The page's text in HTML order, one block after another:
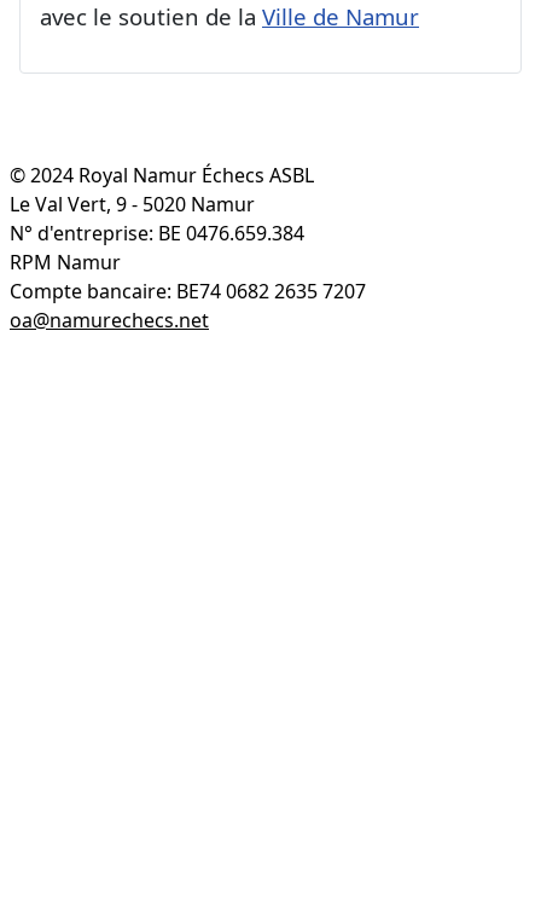
avec le soutien de la Ville de Namur
© 2024 Royal Namur Échecs ASBL
Le Val Vert, 9 - 5020 Namur
N° d'entreprise: BE 0476.659.384
RPM Namur
Compte bancaire: BE74 0682 2635 7207
oa@namurechecs.net